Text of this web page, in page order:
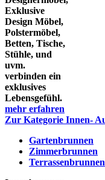
Exklusive
Design Möbel,
Polstermöbel,
Betten, Tische,
Stühle, und
uvm.
verbinden ein
exklusives
Lebensgefühl.
mehr erfahren
Zur Kategorie Innen-
Gartenbrunnen
Zimmerbrunnen
Terrassenbrunnen